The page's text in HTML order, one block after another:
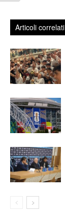
Articoli correlati